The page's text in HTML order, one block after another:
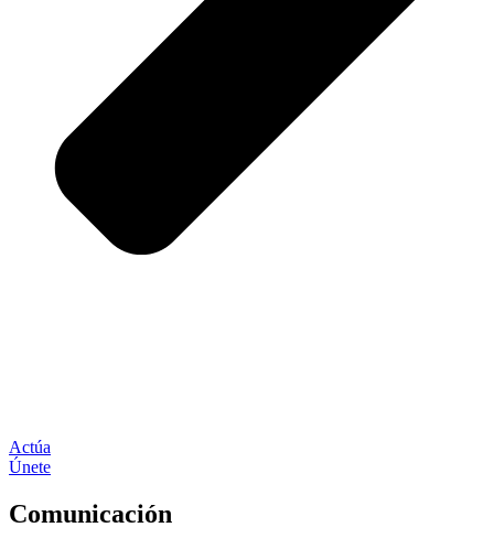
Actúa
Únete
Comunicación